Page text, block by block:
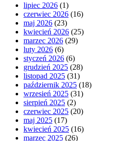
lipiec 2026 (1)
czerwiec 2026 (16)
maj 2026 (23)
kwiecień 2026 (25)
marzec 2026 (29)
luty 2026 (6)
styczeń 2026 (6)
grudzień 2025 (28)
listopad 2025 (31)
październik 2025 (18)
wrzesień 2025 (31)
sierpień 2025 (2)
czerwiec 2025 (20)
maj 2025 (17)
kwiecień 2025 (16)
marzec 2025 (26)